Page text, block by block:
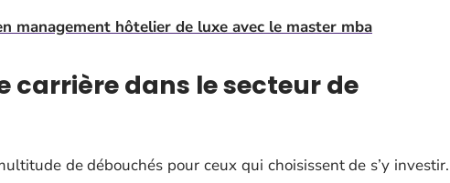
management hôtelier de luxe avec le master mba
carrière dans le secteur de
de débouchés pour ceux qui choisissent de s’y investir.